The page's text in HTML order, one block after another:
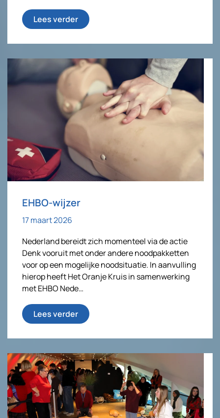
Lees verder
EHBO-wijzer
17 maart 2026
Nederland bereidt zich momenteel via de actie
Denk vooruit met onder andere noodpakketten
voor op een mogelijke noodsituatie. In aanvulling
hierop heeft Het Oranje Kruis in samenwerking
met EHBO Nede…
Lees verder